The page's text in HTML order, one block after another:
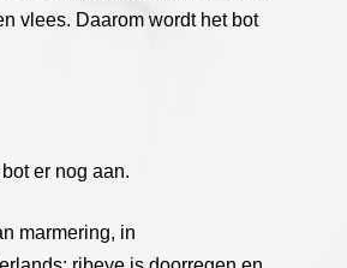
vlees. Daarom wordt het bot
er nog aan.
marmering, in